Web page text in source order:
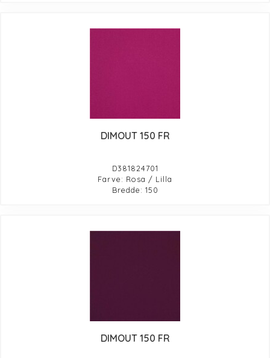
DIMOUT 150 FR
D381824701
Farve: Rosa / Lilla
Bredde: 150
DIMOUT 150 FR